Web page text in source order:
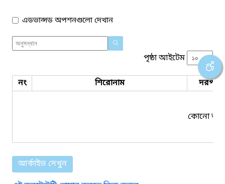
এডভান্সড অপশনগুলো দেখান
পৃষ্ঠা আইটেম
নং শিরোনাম দরপত্র
কোনো তথ্য
আর্কাইভ দেখুন